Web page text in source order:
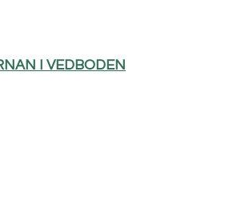
I VEDBODEN